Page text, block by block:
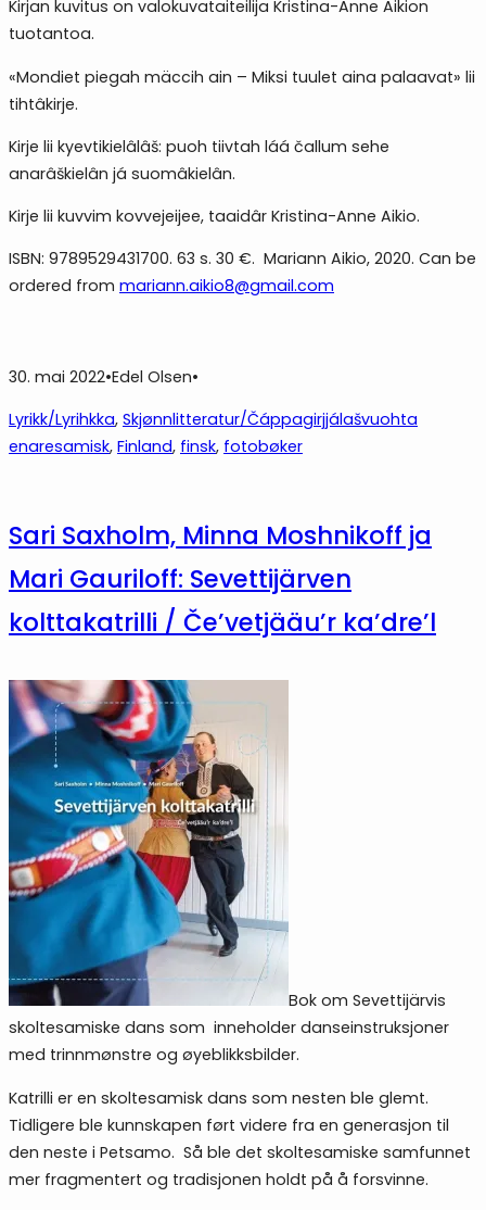
Kirjan kuvitus on valokuvataiteilija Kristina-Anne Aikion
tuotantoa.
«Mondiet piegah mäccih ain – Miksi tuulet aina palaavat» lii
tihtâkirje.
Kirje lii kyevtikielâlâš: puoh tiivtah láá čallum sehe
anarâškielân já suomâkielân.
Kirje lii kuvvim kovvejeijee, taaidâr Kristina-Anne Aikio.
ISBN: 9789529431700. 63 s. 30 €. Mariann Aikio, 2020. Can be
ordered from mariann.aikio8@gmail.com
30. mai 2022•Edel Olsen•
Lyrikk/Lyrihkka, Skjønnlitteratur/Čáppagirjjálašvuohta
enaresamisk, Finland, finsk, fotobøker
Sari Saxholm, Minna Moshnikoff ja
Mari Gauriloff: Sevettijärven
kolttakatrilli / Če’vetjääu’r ka’dre’l
Bok om Sevettijärvis
skoltesamiske dans som inneholder danseinstruksjoner
med trinnmønstre og øyeblikksbilder.
Katrilli er en skoltesamisk dans som nesten ble glemt.
Tidligere ble kunnskapen ført videre fra en generasjon til
den neste i Petsamo. Så ble det skoltesamiske samfunnet
mer fragmentert og tradisjonen holdt på å forsvinne.